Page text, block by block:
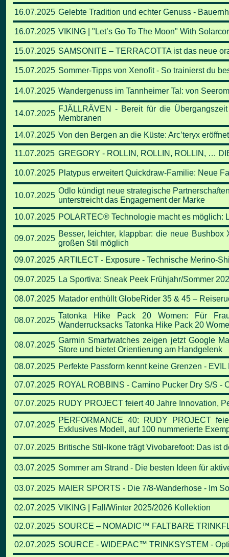
16.07.2025 Gelebte Tradition und echter Genuss -
16.07.2025 VIKING | "Let’s Go To The Moon" With
15.07.2025 SAMSONITE – TERRACOTTA ist das neue
15.07.2025 Sommer-Tipps von Xenofit - So trainierst du
14.07.2025 Wandergenuss im Tannheimer Tal: von
14.07.2025
FJÄLLRÄVEN - Bereit für die
Membranen
14.07.2025 Von den Bergen an die Küste: Arc’teryx
11.07.2025 GREGORY - ROLLIN, ROLLIN, ROLLIN, …
10.07.2025 Platypus erweitert Quickdraw-Familie: Neue
10.07.2025
Odlo kündigt neue strategische
unterstreicht das Engagement der Marke
10.07.2025 POLARTEC® Technologie macht es möglich:
09.07.2025
Besser, leichter, klappbar: die neue
großen Stil möglich
09.07.2025 ARTILECT - Exposure - Technische Merino-
09.07.2025 La Sportiva: Sneak Peek Frühjahr/Sommer
08.07.2025 Matador enthüllt GlobeRider 35 & 45 –
08.07.2025
Tatonka Hike Pack 20 Women: Für
Wanderrucksacks Tatonka Hike Pack 20
08.07.2025
Garmin Smartwatches zeigen jetzt Google
Store und bietet Orientierung am Handgelenk
08.07.2025 Perfekte Passform kennt keine Grenzen -
07.07.2025 ROYAL ROBBINS - Camino Pucker Dry S/S -
07.07.2025 RUDY PROJECT feiert 40 Jahre Innovation,
07.07.2025
PERFORMANCE 40: RUDY PROJECT
Exklusives Modell, auf 100 nummerierte
07.07.2025 Britische Stil-Ikone trägt Vivobarefoot: Das ist
03.07.2025 Sommer am Strand - Die besten Ideen für
03.07.2025 MAIER SPORTS - Die 7/8-Wanderhose - Im
02.07.2025 VIKING | Fall/Winter 2025/2026 Kollektion
02.07.2025 SOURCE – NOMADIC™ FALTBARE
02.07.2025 SOURCE - WIDEPAC™ TRINKSYSTEM -